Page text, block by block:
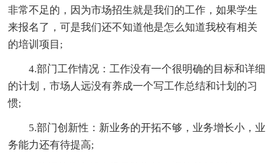
非常不足的，因为市场招生就是我们的工作，如果学生
来报名了，可是我们还不知道他是怎么知道我校有相关
的培训项目;
4.部门工作情况：工作没有一个很明确的目标和详细
的计划，市场人远没有养成一个写工作总结和计划的习
惯;
5.部门创新性：新业务的开拓不够，业务增长小，业
务能力还有待提高;